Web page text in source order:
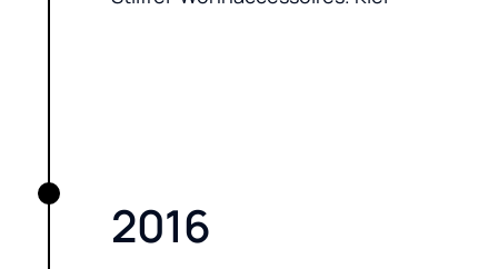
2016